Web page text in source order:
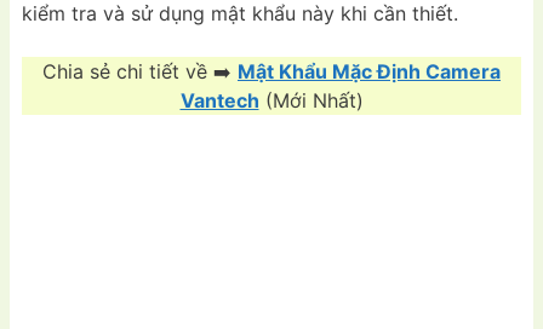
kiểm tra và sử dụng mật khẩu này khi cần thiết.
Chia sẻ chi tiết về ➡️ Mật Khẩu Mặc Định Camera
Vantech (Mới Nhất)